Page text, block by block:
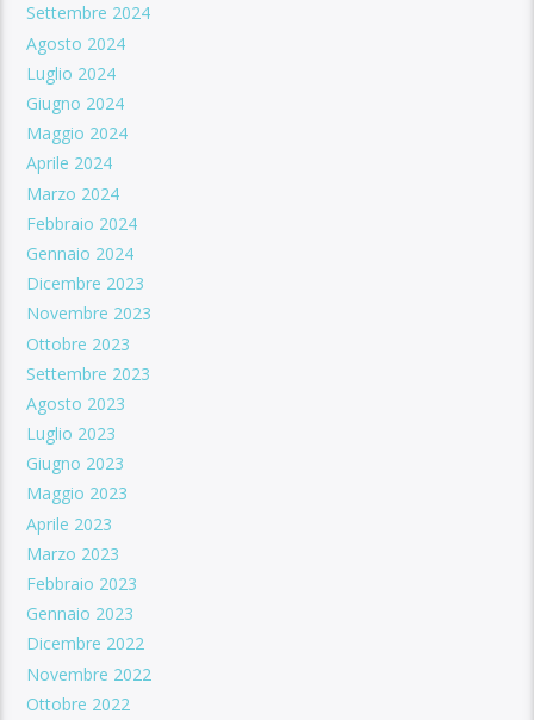
Settembre 2024
Agosto 2024
Luglio 2024
Giugno 2024
Maggio 2024
Aprile 2024
Marzo 2024
Febbraio 2024
Gennaio 2024
Dicembre 2023
Novembre 2023
Ottobre 2023
Settembre 2023
Agosto 2023
Luglio 2023
Giugno 2023
Maggio 2023
Aprile 2023
Marzo 2023
Febbraio 2023
Gennaio 2023
Dicembre 2022
Novembre 2022
Ottobre 2022